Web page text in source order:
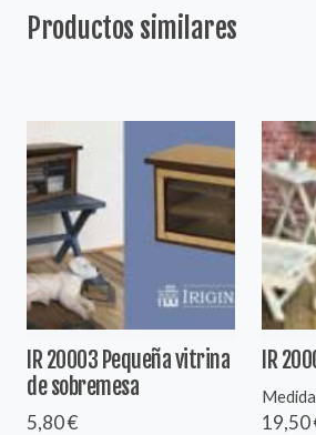
Productos similares
IR 20003 Pequeña vitrina
de sobremesa
5,80 €
IR
19,50